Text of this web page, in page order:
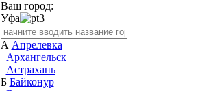
Ваш город:
Уфа
А Апрелевка
Архангельск
Астрахань
Б Байконур